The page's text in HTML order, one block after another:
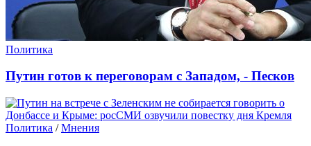
Политика
Путин готов к переговорам с Западом, - Песков
Политика /Мнения